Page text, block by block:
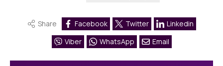
Share Facebook Twitter
Linkedin
Viber
WhatsApp Email